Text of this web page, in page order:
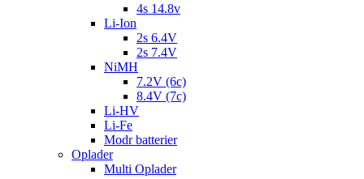
4s 14.8v
Li-Ion
2s 6.4V
2s 7.4V
NiMH
7.2V (6c)
8.4V (7c)
Li-HV
Li-Fe
Modr batterier
Oplader
Multi Oplader